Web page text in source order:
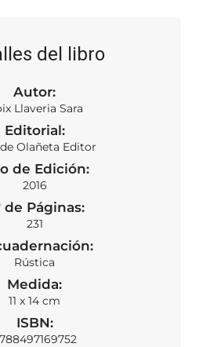
del libro
Autor:
Llaveria Sara
Editorial:
Olañeta Editor
de Edición:
2016
de Páginas:
231
Rústica
Medida:
11 x 14 cm
ISBN: